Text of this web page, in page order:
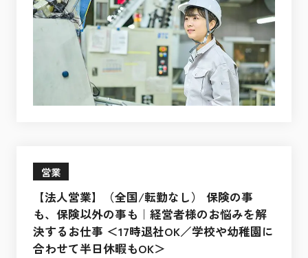
営業
【法人営業】（全国/転勤なし） 保険の事
も、保険以外の事も｜経営者様のお悩みを解
決するお仕事 ＜17時退社OK／学校や幼稚園に
合わせて半日休暇もOK＞